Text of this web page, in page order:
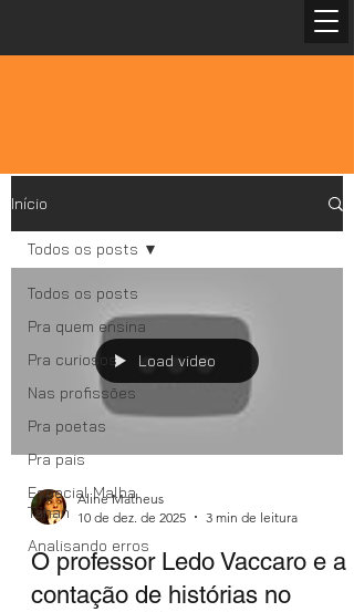
Início
Todos os posts
Pra quem ensina
Pra curiosos
Nas profissões
Pra poetas
Pra pais
Especial Malba
Tahan
Analisando erros
Todos os posts
Load video
Aline Matheus
10 de dez. de 2025
3 min de leitura
O professor Ledo Vaccaro e a
contação de histórias no